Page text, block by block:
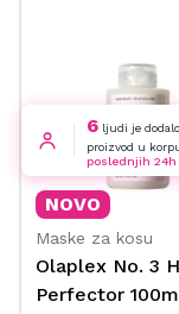
6ljudi je dodalo
proizvod u
poslednjih 24h
NOVO
Maske za kosu
Olaplex No. 3
Perfector